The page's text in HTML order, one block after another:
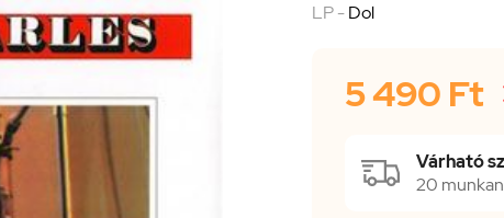
LP -Dol
5 490 Ft
Várható
20